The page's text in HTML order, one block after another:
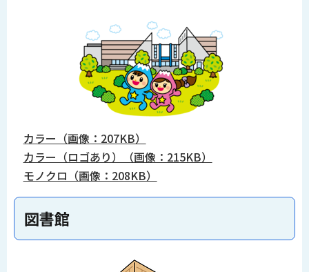
カラー（画像：207KB）
カラー（ロゴあり）（画像：215KB）
モノクロ（画像：208KB）
図書館